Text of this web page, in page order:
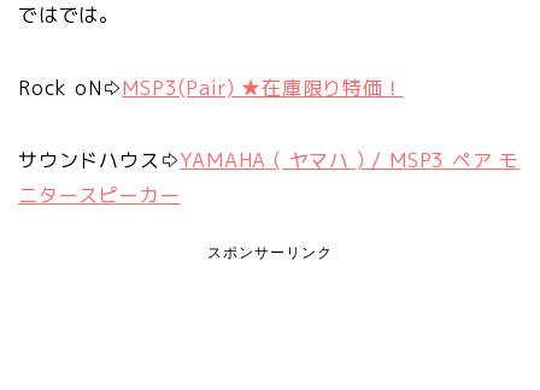
ではでは。
Rock oN⇨MSP3(Pair) ★在庫限り特価！
サウンドハウス⇨YAMAHA ( ヤマハ ) / MSP3 ペア モ
ニタースピーカー
スポンサーリンク